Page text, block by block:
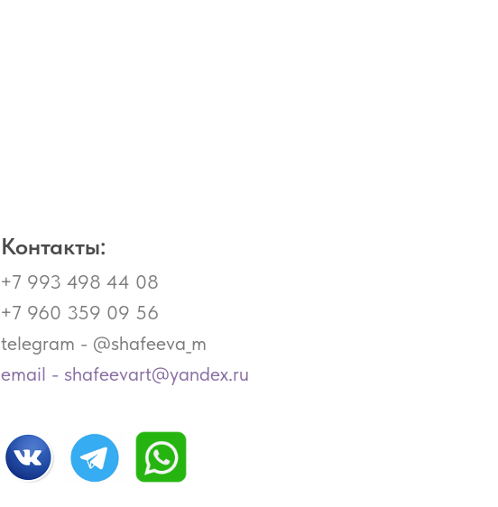
+7 993 498 44 08
+7 960 359 09 56
Контакты:
telegram - @shafeeva_m
email - shafeevart@yandex.ru